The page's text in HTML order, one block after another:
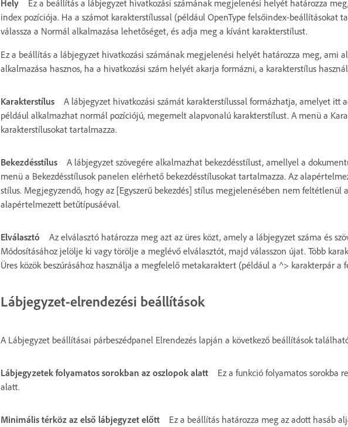
Hely
Ez a beállítás a lábjegyzet hivatkozási számának megjelenési helyét határozza
index pozíciója. Ha a számot karakterstílussal (például OpenType felsőindex-beállításokat
válassza a Normál alkalmazása lehetőséget, és adja meg a kívánt karakterstílust.
Ez a beállítás a lábjegyzet hivatkozási számának megjelenési helyét határozza meg, ami
alkalmazása hasznos, ha a hivatkozási szám helyét akarja formázni, a karakterstílus
Karakterstílus
A lábjegyzet hivatkozási számát karakterstílussal formázhatja, amelyet itt
például alkalmazhat normál pozíciójú, megemelt alapvonalú karakterstílust. A menü a
karakterstílusokat tartalmazza.
Bekezdésstílus
A lábjegyzet szövegére alkalmazhat bekezdésstílust, amellyel a
menü a Bekezdésstílusok panelen elérhető bekezdésstílusokat tartalmazza. Az
stílus. Megjegyzendő, hogy az [Egyszerű bekezdés] stílus megjelenésében nem feltétlenül
alapértelmezett betűtípusáéval.
Elválasztó
Az elválasztó határozza meg azt az üres közt, amely a lábjegyzet száma és
Módosításához jelölje ki vagy törölje a meglévő elválasztót, majd válasszon újat. Több
Üres közök beszúrásához használja a megfelelő metakaraktert (például a ^> karakterpár
Lábjegyzet-elrendezési beállítások
A Lábjegyzet beállításai párbeszédpanel Elrendezés lapján a következő beállítások
Lábjegyzetek folyamatos sorokban az oszlopok alatt
Ez a funkció folyamatos sorokba
alatt.
Minimális térköz az első lábjegyzet előtt Ez a beállítás határozza meg az adott hasáb